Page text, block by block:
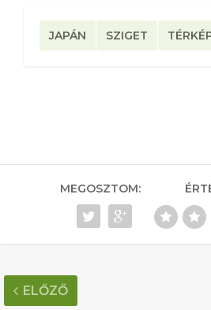
JAPÁN SZIGET
MEGOSZTOM:
ELŐZŐ